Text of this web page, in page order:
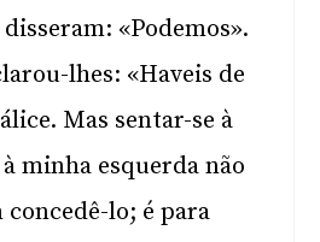
«Podemos».
lhes: «Haveis de
Mas sentar-se à
minha esquerda não
lo; é para